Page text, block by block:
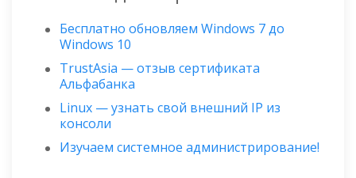
Бесплатно обновляем Windows 7 до
Windows 10
TrustAsia — отзыв сертификата
Альфабанка
Linux — узнать свой внешний IP из
консоли
Изучаем системное администрирование!